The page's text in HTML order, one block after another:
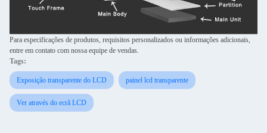
Para especificações de produtos, requisitos personalizados ou informações adicionais,
entre em contato com nossa equipe de vendas.
Tags:
Exposição transparente do LCD painel lcd transparente
Ver através do ecrã LCD